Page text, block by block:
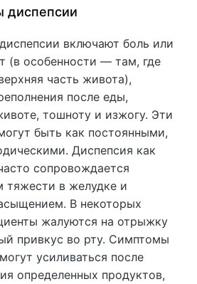
диспепсии
включают боль или
(в особенности — там, где
часть живота),
после еды,
тошноту и изжогу. Эти
быть как постоянными,
Диспепсия как
сопровождается
в желудке и
В некоторых
жалуются на отрыжку
привкус во рту. Симптомы
усиливаться после
определенных продуктов,